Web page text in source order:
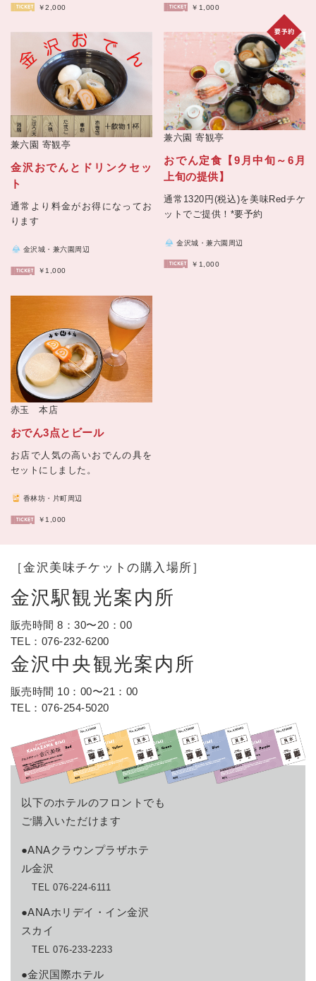
￥2,000 ￥1,000
兼六園 寄観亭
金沢おでんとドリンクセッ
ト
通常より料金がお得になってお
ります
金沢城・兼六園周辺
￥1,000
兼六園 寄観亭
おでん定食【9月中旬～6月
上旬の提供】
通常1320円(税込)を美味Redチケ
ットでご提供！*要予約
金沢城・兼六園周辺
￥1,000
赤玉 本店
おでん3点とビール
お店で人気の高いおでんの具を
セットにしました。
香林坊・片町周辺
￥1,000
［金沢美味チケットの購入場所］
金沢駅観光案内所
販売時間 8：30〜20：00
TEL： 076-232-6200
金沢中央観光案内所
販売時間 10：00〜21：00
TEL： 076-254-5020
以下のホテルのフロントでも
ご購入いただけます
●ANAクラウンプラザホテ
ル金沢
TEL 076-224-6111
●ANAホリデイ・イン金沢
スカイ
TEL 076-233-2233
●金沢国際ホテル